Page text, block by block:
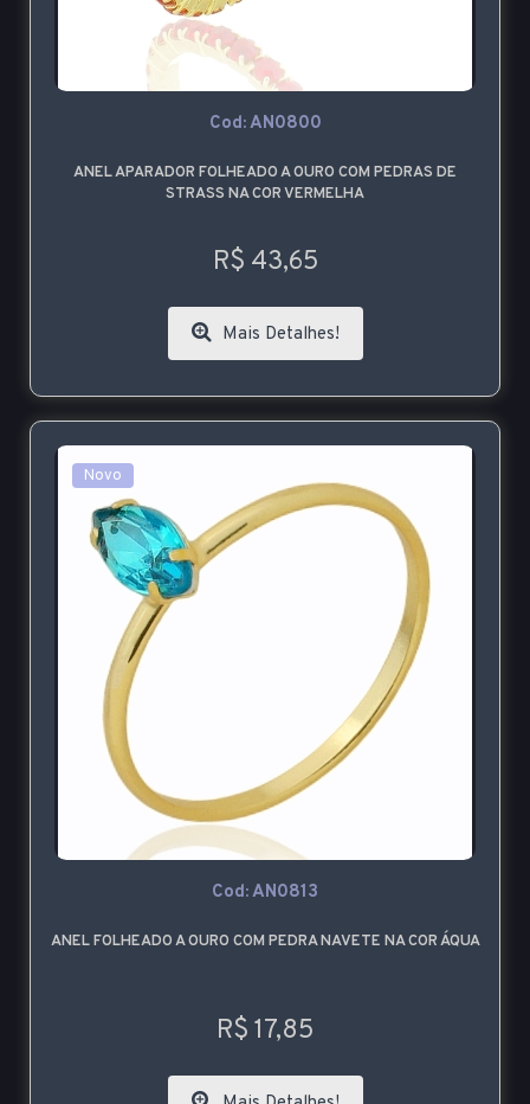
Cod: AN0800
ANEL APARADOR FOLHEADO A OURO COM PEDRAS DE
STRASS NA COR VERMELHA
R$ 43,65
Mais Detalhes!
Novo
Cod: AN0813
ANEL FOLHEADO A OURO COM PEDRA NAVETE NA COR ÁQUA
R$ 17,85